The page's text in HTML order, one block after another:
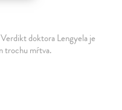
doktora Lengyela je
trochu mŕtva.